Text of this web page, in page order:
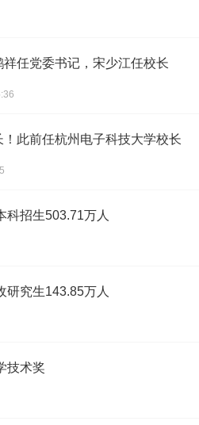
任党委书记，宋少江任校长
此前任杭州电子科技大学校长
科招生503.71万人
研究生143.85万人
技术奖